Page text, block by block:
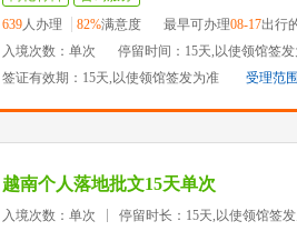
639人办理 82%满意度 最早可办理08-17出行
入境次数：单次
停留时间：15天,以使领馆签
签证有效期：15天,以使领馆签发为准
受理范
越南个人落地批文15天单次
入境次数：单次
停留时长：15天,以使领馆签